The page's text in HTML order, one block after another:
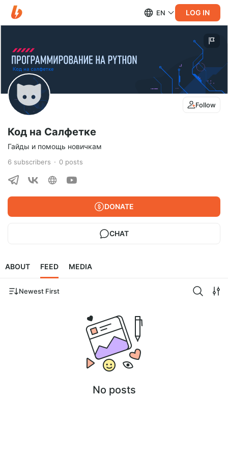
EN LOG IN
Follow
Код на Салфетке
Гайды и помощь новичкам
6 subscribers 0 posts
DONATE
CHAT
ABOUT FEED MEDIA
Newest First
No posts